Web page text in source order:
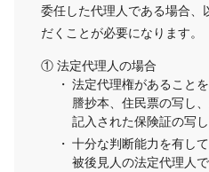
委任した代理人である場合、
だくことが必要になります。
法定代理人の場合
法定代理権があること
謄抄本、住民票の写し
記入された保険証の写
十分な判断能力を有し
被後見人の法定代理人